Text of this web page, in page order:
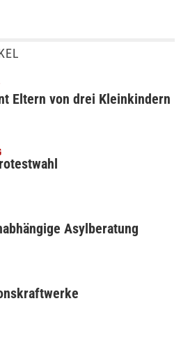
Eltern von drei Kleinkindern
Asylberatung